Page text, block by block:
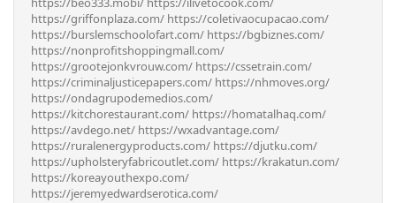
https://griffonplaza.com/ https://coletivaocupacao.com/
https://burslemschoolofart.com/ https://bgbiznes.com/
https://nonprofitshoppingmall.com/
https://grootejonkvrouw.com/ https://cssetrain.com/
https://criminaljusticepapers.com/ https://nhmoves.org/
https://ondagrupodemedios.com/
https://kitchorestaurant.com/ https://homatalhaq.com/
https://avdego.net/ https://wxadvantage.com/
https://ruralenergyproducts.com/ https://djutku.com/
https://upholsteryfabricoutlet.com/ https://krakatun.com/
https://koreayouthexpo.com/
https://jeremyedwardserotica.com/